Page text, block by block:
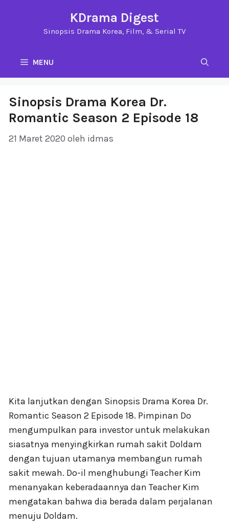
KDrama Digest
Sinopsis Drama Korea, Film, & Serial TV
MENU
Sinopsis Drama Korea Dr.
Romantic Season 2 Episode 18
21 Maret 2020 oleh idmas
Kita lanjutkan dengan Sinopsis Drama Korea Dr.
Romantic Season 2 Episode 18. Pimpinan Do
mengumpulkan para investor untuk melakukan
siasatnya menyingkirkan rumah sakit Doldam
dengan tujuan utamanya membangun rumah
sakit mewah. Do-il menghubungi Teacher Kim
menanyakan keberadaannya dan Teacher Kim
mengatakan bahwa dia berada dalam perjalanan
menuju Doldam.